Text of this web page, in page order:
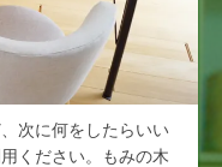
次に何をしたらいい
ください。もみの木